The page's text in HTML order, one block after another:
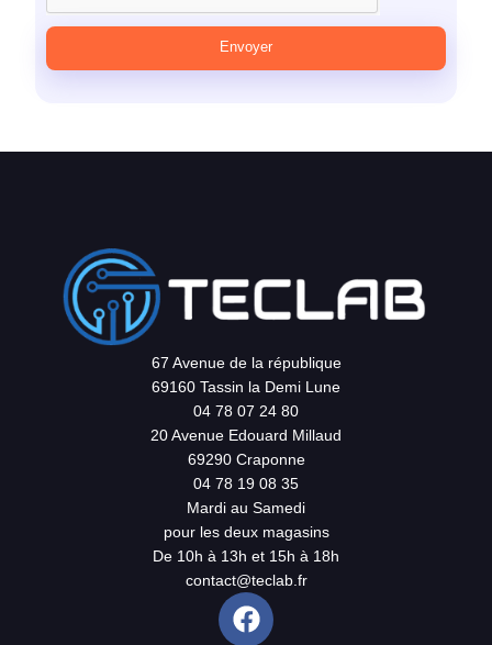
Envoyer
67 Avenue de la république
69160 Tassin la Demi Lune
04 78 07 24 80
20 Avenue Edouard Millaud
69290 Craponne
04 78 19 08 35
Mardi au Samedi
pour les deux magasins
De 10h à 13h et 15h à 18h
contact@teclab.fr